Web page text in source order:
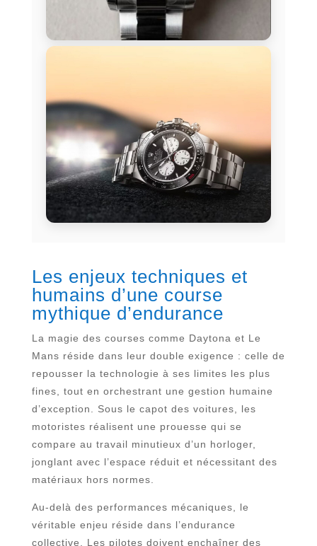
Les enjeux techniques et
humains d’une course
mythique d’endurance
La magie des courses comme Daytona et Le
Mans réside dans leur double exigence : celle de
repousser la technologie à ses limites les plus
fines, tout en orchestrant une gestion humaine
d’exception. Sous le capot des voitures, les
motoristes réalisent une prouesse qui se
compare au travail minutieux d’un horloger,
jonglant avec l’espace réduit et nécessitant des
matériaux hors normes.
Au-delà des performances mécaniques, le
véritable enjeu réside dans l’endurance
collective. Les pilotes doivent enchaîner des